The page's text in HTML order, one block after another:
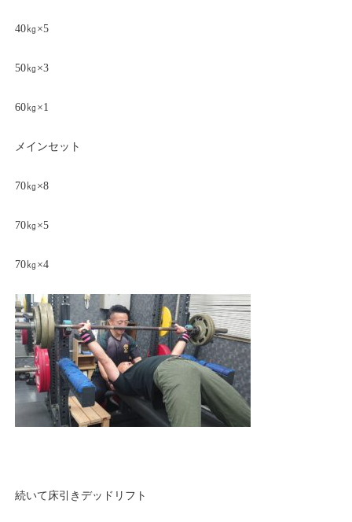
40㎏×5
50㎏×3
60㎏×1
メインセット
70㎏×8
70㎏×5
70㎏×4
続いて床引きデッドリフト